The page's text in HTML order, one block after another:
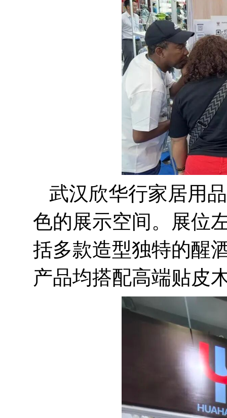
武汉欣华行家居用
色的展示空间。 展位
括多款造型独特的醒
产品均搭配高端贴皮